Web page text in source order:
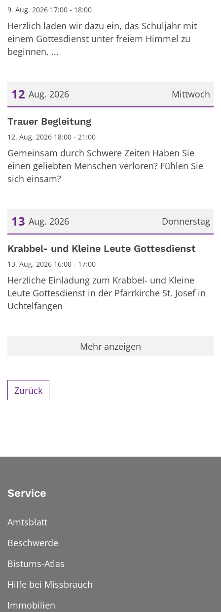
9. Aug. 2026 17:00 - 18:00
Herzlich laden wir dazu ein, das Schuljahr mit
einem Gottesdienst unter freiem Himmel zu
beginnen. ...
Mittwoch
12 Aug. 2026
Datum: 12. August 2026
Trauer Begleitung
12. Aug. 2026 18:00 - 21:00
Gemeinsam durch Schwere Zeiten Haben Sie
einen geliebten Menschen verloren? Fühlen Sie
sich einsam?
Donnerstag
13 Aug. 2026
Datum: 13. August 2026
Krabbel- und Kleine Leute Gottesdienst
13. Aug. 2026 16:00 - 17:00
Herzliche Einladung zum Krabbel- und Kleine
Leute Gottesdienst in der Pfarrkirche St. Josef in
Uchtelfangen
Mehr anzeigen
Zurück
Service
Amtsblatt
Beschwerde
Bistums-Atlas
Hilfe bei Missbrauch
Immobilien